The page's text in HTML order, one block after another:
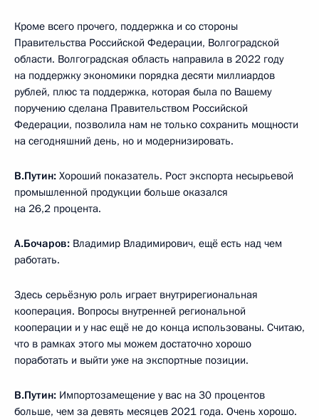
Кроме всего прочего, поддержка и со стороны
Правительства Российской Федерации, Волгоградской
области. Волгоградская область направила в 2022 году
на поддержку экономики порядка десяти миллиардов
рублей, плюс та поддержка, которая была по Вашему
поручению сделана Правительством Российской
Федерации, позволила нам не только сохранить мощности
на сегодняшний день, но и модернизировать.
В.Путин: Хороший показатель. Рост экспорта несырьевой
промышленной продукции больше оказался
на 26,2 процента.
А.Бочаров: Владимир Владимирович, ещё есть над чем
работать.
Здесь серьёзную роль играет внутрирегиональная
кооперация. Вопросы внутренней региональной
кооперации и у нас ещё не до конца использованы. Считаю,
что в рамках этого мы можем достаточно хорошо
поработать и выйти уже на экспортные позиции.
В.Путин: Импортозамещение у вас на 30 процентов
больше, чем за девять месяцев 2021 года. Очень хорошо.